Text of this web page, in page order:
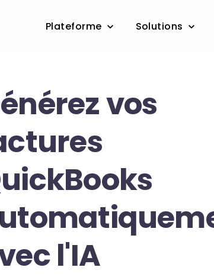
Plateforme Solutions
vos
l'IA